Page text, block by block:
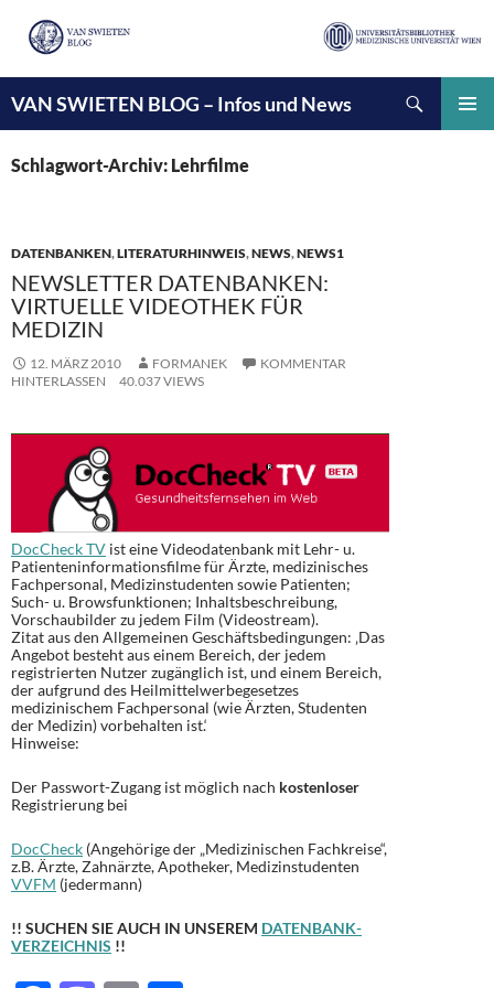
VAN SWIETEN BLOG – Infos und News
INHALT
SPRINGEN
Schlagwort-Archiv: Lehrfilme
DATENBANKEN,LITERATURHINWEIS,NEWS,NEWS1
NEWSLETTER DATENBANKEN:
VIRTUELLE VIDEOTHEK FÜR
MEDIZIN
12. MÄRZ 2010 FORMANEK
KOMMENTAR
HINTERLASSEN
40.037 VIEWS
DocCheck TV ist eine Videodatenbank mit Lehr- u.
Patienteninformationsfilme für Ärzte, medizinisches
Fachpersonal, Medizinstudenten sowie Patienten;
Such- u. Browsfunktionen; Inhaltsbeschreibung,
Vorschaubilder zu jedem Film (Videostream).
Zitat aus den Allgemeinen Geschäftsbedingungen: ‚Das
Angebot besteht aus einem Bereich, der jedem
registrierten Nutzer zugänglich ist, und einem Bereich,
der aufgrund des Heilmittelwerbegesetzes
medizinischem Fachpersonal (wie Ärzten, Studenten
der Medizin) vorbehalten ist.‘
Hinweise:
Der Passwort-Zugang ist möglich nach kostenloser
Registrierung bei
DocCheck (Angehörige der „Medizinischen Fachkreise“,
z.B. Ärzte, Zahnärzte, Apotheker, Medizinstudenten
VVFM (jedermann)
!! SUCHEN SIE AUCH IN UNSEREM DATENBANK-
VERZEICHNIS !!